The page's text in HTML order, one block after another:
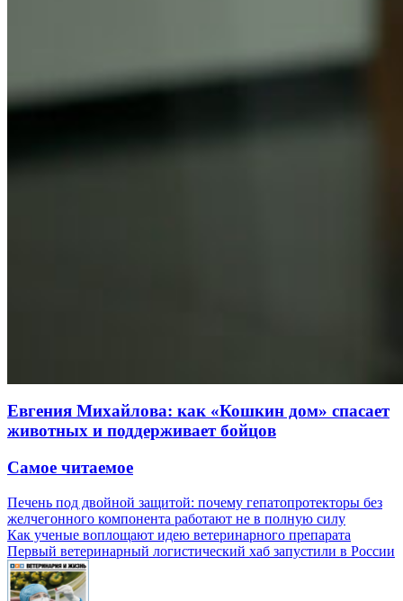
Евгения Михайлова: как «Кошкин дом» спасает
животных и поддерживает бойцов
Самое читаемое
Печень под двойной защитой: почему гепатопротекторы без
желчегонного компонента работают не в полную силу
Как ученые воплощают идею ветеринарного препарата
Первый ветеринарный логистический хаб запустили в России